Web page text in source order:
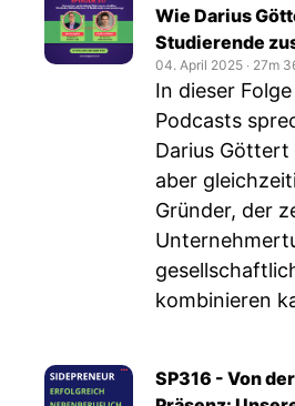
Wie Darius
Studierende
04. April 2025 ‧ 27m
In dieser
Podcasts
Darius Göttert
aber
Gründer, der
kombinieren
SP316 - Von